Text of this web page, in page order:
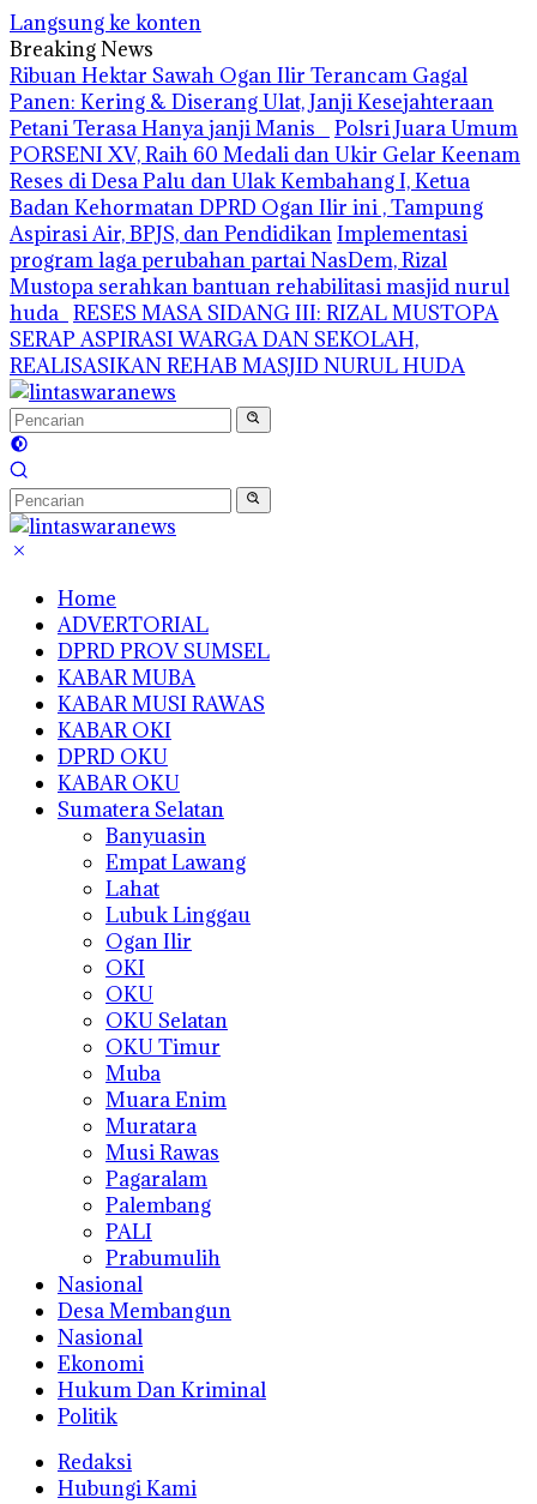
Langsung ke konten
Breaking News
Ribuan Hektar Sawah Ogan Ilir Terancam Gagal
Panen: Kering & Diserang Ulat, Janji Kesejahteraan
Petani Terasa Hanya janji Manis
Polsri Juara Umum
PORSENI XV, Raih 60 Medali dan Ukir Gelar Keenam
Reses di Desa Palu dan Ulak Kembahang I, Ketua
Badan Kehormatan DPRD Ogan Ilir ini , Tampung
Aspirasi Air, BPJS, dan PendidikanImplementasi
program laga perubahan partai NasDem, Rizal
Mustopa serahkan bantuan rehabilitasi masjid nurul
huda RESES MASA SIDANG III: RIZAL MUSTOPA
SERAP ASPIRASI WARGA DAN SEKOLAH,
REALISASIKAN REHAB MASJID NURUL HUDA
Home
ADVERTORIAL
DPRD PROV SUMSEL
KABAR MUBA
KABAR MUSI RAWAS
KABAR OKI
DPRD OKU
KABAR OKU
Sumatera Selatan
Banyuasin
Empat Lawang
Lahat
Lubuk Linggau
Ogan Ilir
OKI
OKU
OKU Selatan
OKU Timur
Muba
Muara Enim
Muratara
Musi Rawas
Pagaralam
Palembang
PALI
Prabumulih
Nasional
Desa Membangun
Nasional
Ekonomi
Hukum Dan Kriminal
Politik
Redaksi
Hubungi Kami